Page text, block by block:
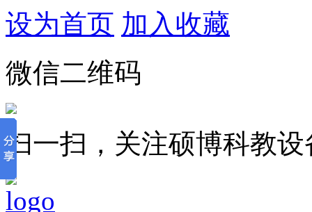
设为首页 加入收藏
微信二维码
扫一扫，关注硕博科教设